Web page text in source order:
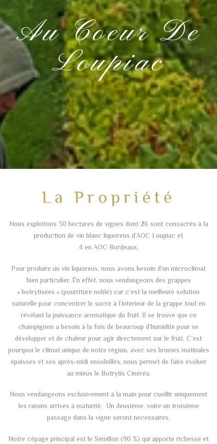
Au Coeur De
Loupiac
La Propriété
Nous exploitons 30 hectares de vignes dont 26 sont consacrés à la
production de vin blanc liquoreux d’AOC Loupiac et
4 en AOC Bordeaux.
Pour produire un vin liquoreux, nous avons besoin d’un microclimat
bien particulier. En effet, nous vendangeons des grappes
« botrytisées » (pourriture noble) car c’est la meilleure solution
naturelle pour concentrer le sucre à l’intérieur de la grappe tout en
révélant la puissance aromatique du fruit. Il se trouve que ce
champignon a besoin à la fois de beaucoup d’humidité pour se
développer et de chaleur pour agir directement sur le fruit. C’est
pourquoi le climat unique de notre région, avec ses brumes matinales
épaisses et ses après-midi ensoleillés, nous permet de faire évoluer
au mieux le Botrytis Cinéréa.
Nous vendangeons exclusivement à la main pour cueillir uniquement
les raisins arrivés à maturité. Un deuxième, voire un troisième
passage dans la vigne seront nécessaires.
Notre cépage principal est le Sémillon (90 %) qui apporte richesse et